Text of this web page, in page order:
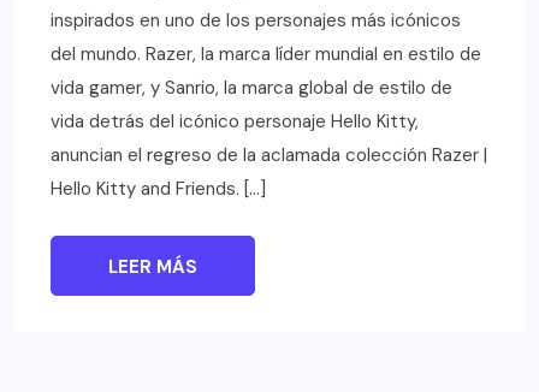
inspirados en uno de los personajes más icónicos
del mundo. Razer, la marca líder mundial en estilo de
vida gamer, y Sanrio, la marca global de estilo de
vida detrás del icónico personaje Hello Kitty,
anuncian el regreso de la aclamada colección Razer |
Hello Kitty and Friends. […]
LEER MÁS